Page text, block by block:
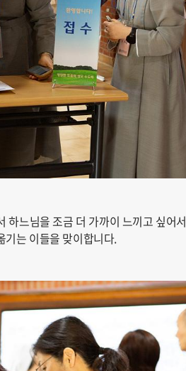
하느님을 조금 더 가까이 느끼고 싶어서
기는 이들을 맞이합니다.